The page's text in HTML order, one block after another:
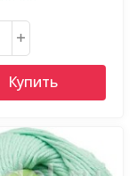
Купить